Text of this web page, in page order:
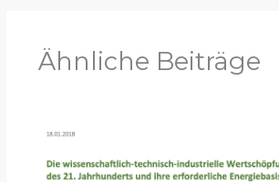
Ähnliche Beiträge